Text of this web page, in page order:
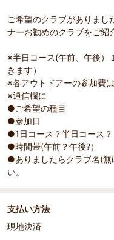
ご希望のクラブがありまし
ナーお勧めのクラブをご紹
※半日コース(午前、午後）
きます）
※各アウトドアーの参加費
※通信欄に
●ご希望の種目
●参加日
●1日コース？半日コース？
●時間帯(午前？午後?）
●ありましたらクラブ名(無
い。
支払い方法
現地決済